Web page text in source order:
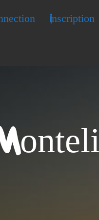
Inscription